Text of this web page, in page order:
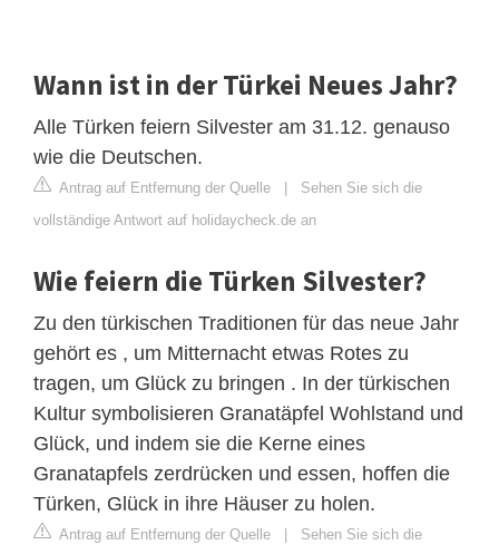
Wann ist in der Türkei Neues Jahr?
Alle Türken feiern Silvester am 31.12. genauso
wie die Deutschen.
Antrag auf Entfernung der Quelle
Sehen Sie sich die
vollständige Antwort auf holidaycheck.de an
Wie feiern die Türken Silvester?
Zu den türkischen Traditionen für das neue Jahr
gehört es , um Mitternacht etwas Rotes zu
tragen, um Glück zu bringen . In der türkischen
Kultur symbolisieren Granatäpfel Wohlstand und
Glück, und indem sie die Kerne eines
Granatapfels zerdrücken und essen, hoffen die
Türken, Glück in ihre Häuser zu holen.
Antrag auf Entfernung der Quelle
Sehen Sie sich die